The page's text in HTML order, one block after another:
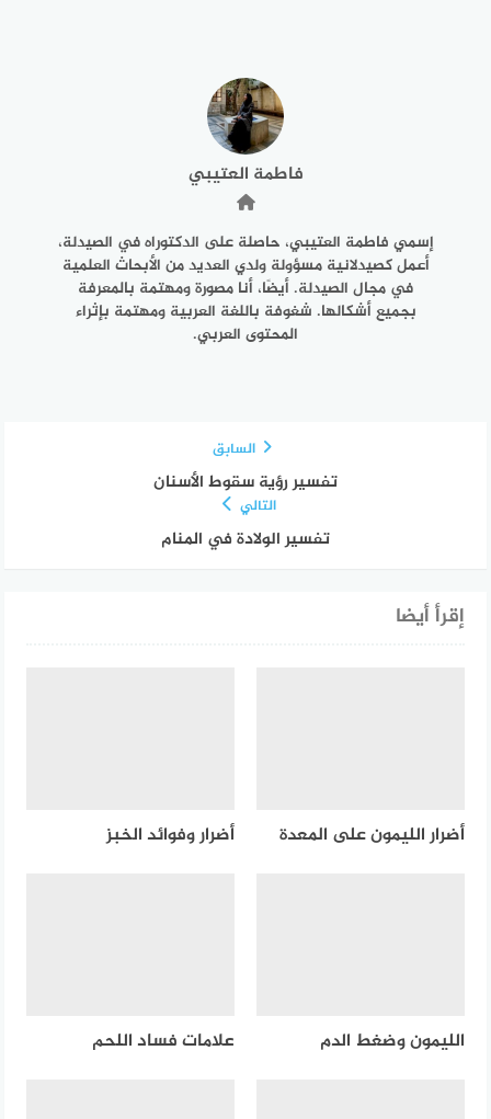
فاطمة العتيبي
إسمي فاطمة العتيبي، حاصلة على الدكتوراه في الصيدلة،
أعمل كصيدلانية مسؤولة ولدي العديد من الأبحاث العلمية
في مجال الصيدلة. أيضًا، أنا مصورة ومهتمة بالمعرفة
بجميع أشكالها. شغوفة باللغة العربية ومهتمة بإثراء
المحتوى العربي.
السابق
تفسير رؤية سقوط الأسنان
التالي
تفسير الولادة في المنام
إقرأ أيضا
أضرار الليمون على المعدة أضرار وفوائد الخبز
الليمون وضغط الدم علامات فساد اللحم